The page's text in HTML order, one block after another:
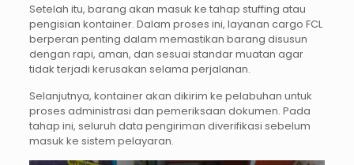
Setelah itu, barang akan masuk ke tahap stuffing atau
pengisian kontainer. Dalam proses ini, layanan cargo FCL
berperan penting dalam memastikan barang disusun
dengan rapi, aman, dan sesuai standar muatan agar
tidak terjadi kerusakan selama perjalanan.
Selanjutnya, kontainer akan dikirim ke pelabuhan untuk
proses administrasi dan pemeriksaan dokumen. Pada
tahap ini, seluruh data pengiriman diverifikasi sebelum
masuk ke sistem pelayaran.